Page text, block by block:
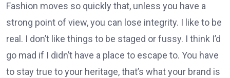
Fashion moves so quickly that, unless you have a
strong point of view, you can lose integrity. I like to be
real. I don’t like things to be staged or fussy. I think I’d
go mad if I didn’t have a place to escape to. You have
to stay true to your heritage, that’s what your brand is